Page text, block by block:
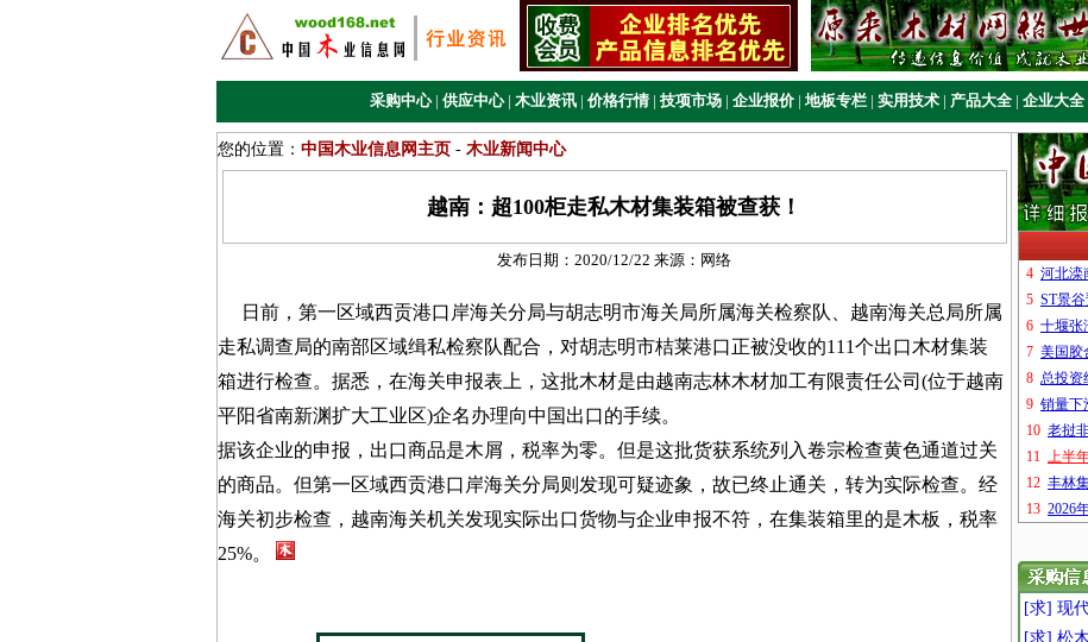
采购中心 | 供应中心 | 木业资讯 | 价格行情 | 技项市场 | 企业报价 | 地板专栏 | 实用技术 | 产品大全 | 企业大全
您的位置： 中国木业信息网主页 - 木业新闻中心
越南：超100柜走私木材集装箱被查获！
发布日期： 2020/12/22 来源： 网络
日前，第一区域西贡港口岸海关分局与胡志明市海关局所属海关检察队、越南海关总局所属
走私调查局的南部区域缉私检察队配合，对胡志明市桔莱港口正被没收的111个出口木材集装
箱进行检查。据悉，在海关申报表上，这批木材是由越南志林木材加工有限责任公司(位于越南
平阳省南新渊扩大工业区)企名办理向中国出口的手续。
据该企业的申报，出口商品是木屑，税率为零。但是这批货获系统列入卷宗检查黄色通道过关
的商品。但第一区域西贡港口岸海关分局则发现可疑迹象，故已终止通关，转为实际检查。经
海关初步检查，越南海关机关发现实际出口货物与企业申报不符，在集装箱里的是木板，税率
25%。
[求] 现
[求] 松